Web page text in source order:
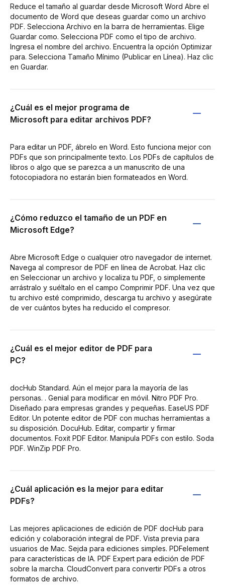
Reduce el tamaño al guardar desde Microsoft Word Abre el
documento de Word que deseas guardar como un archivo
PDF. Selecciona Archivo en la barra de herramientas. Elige
Guardar como. Selecciona PDF como el tipo de archivo.
Ingresa el nombre del archivo. Encuentra la opción Optimizar
para. Selecciona Tamaño Mínimo (Publicar en Línea). Haz clic
en Guardar.
¿Cuál es el mejor programa de
Microsoft para editar archivos PDF?
Para editar un PDF, ábrelo en Word. Esto funciona mejor con
PDFs que son principalmente texto. Los PDFs de capítulos de
libros o algo que se parezca a un manuscrito de una
fotocopiadora no estarán bien formateados en Word.
¿Cómo reduzco el tamaño de un PDF en
Microsoft Edge?
Abre Microsoft Edge o cualquier otro navegador de internet.
Navega al compresor de PDF en línea de Acrobat. Haz clic
en Seleccionar un archivo y localiza tu PDF, o simplemente
arrástralo y suéltalo en el campo Comprimir PDF. Una vez que
tu archivo esté comprimido, descarga tu archivo y asegúrate
de ver cuántos bytes ha reducido el compresor.
¿Cuál es el mejor editor de PDF para
PC?
docHub Standard. Aún el mejor para la mayoría de las
personas. . Genial para modificar en móvil. Nitro PDF Pro.
Diseñado para empresas grandes y pequeñas. EaseUS PDF
Editor. Un potente editor de PDF con muchas herramientas a
su disposición. DocuHub. Editar, compartir y firmar
documentos. Foxit PDF Editor. Manipula PDFs con estilo. Soda
PDF. WinZip PDF Pro.
¿Cuál aplicación es la mejor para editar
PDFs?
Las mejores aplicaciones de edición de PDF docHub para
edición y colaboración integral de PDF. Vista previa para
usuarios de Mac. Sejda para ediciones simples. PDFelement
para características de IA. PDF Expert para edición de PDF
sobre la marcha. CloudConvert para convertir PDFs a otros
formatos de archivo.